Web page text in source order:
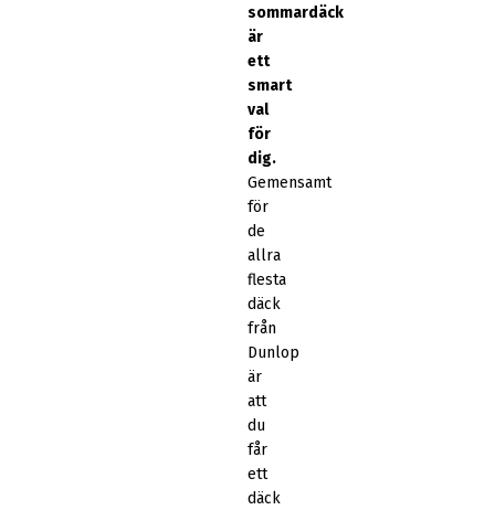
sommardäck
är
ett
smart
val
för
dig.
Gemensamt
för
de
allra
flesta
däck
från
Dunlop
är
att
du
får
ett
däck